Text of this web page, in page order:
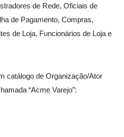
de Rede, Oficiais de
de Pagamento, Compras,
de Loja, Funcionários de Loja e
catálogo de Organização/Ator
“Acme Varejo”: